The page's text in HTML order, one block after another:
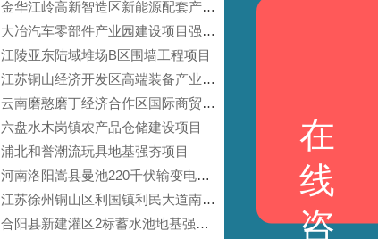
金华江岭高新智造区新能源配套产业园强夯工程
大冶汽车零部件产业园建设项目强夯工程
江陵亚东陆域堆场B区围墙工程项目
江苏铜山经济开发区高端装备产业园提档升级项目强夯工程
云南磨憨磨丁经济合作区国际商贸围网区基础设施建设项目
六盘水木岗镇农产品仓储建设项目
浦北和誉潮流玩具地基强夯项目
河南洛阳嵩县曼池220千伏输变电工程
江苏徐州铜山区利国镇利民大道南地块铁矿采空塌陷防治工程
合阳县新建灌区2标蓄水池地基强夯项目
在
线
咨